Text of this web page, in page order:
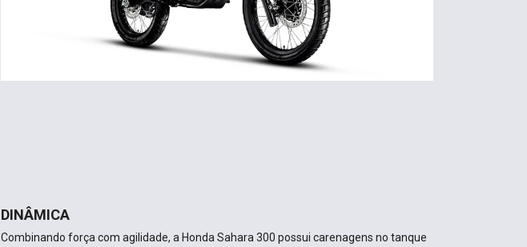
DINÂMICA
Combinando força com agilidade, a Honda Sahara 300 possui carenagens no tanque